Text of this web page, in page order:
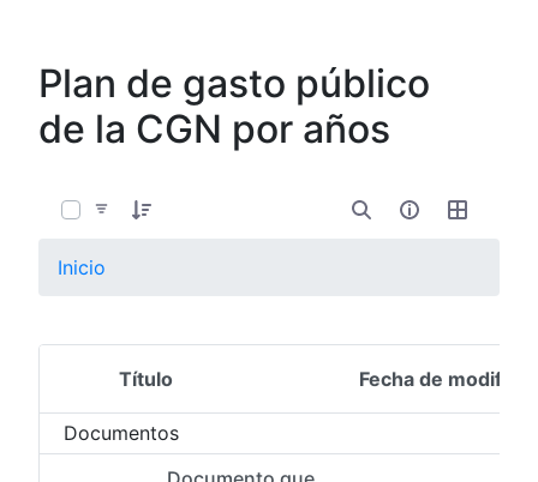
Plan de gasto público
de la CGN por años
Inicio
Selección del elemento
Título Fecha de
Documentos